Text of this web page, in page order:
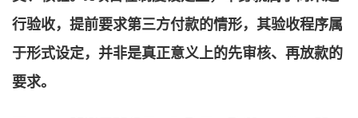
行验收，提前要求第三方付款的情形，其验收程序属
于形式设定，并非是真正意义上的先审核、再放款的
要求。